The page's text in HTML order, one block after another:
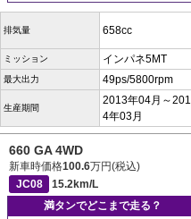
排気量 658cc
ミッション インパネ5MT
最大出力 49ps/5800rpm
生産期間
2013年04月～201
4年03月
660 GA 4WD
新車時価格100.6万円(税込)
JC08
15.2km/L
満タンでどこまで走る？